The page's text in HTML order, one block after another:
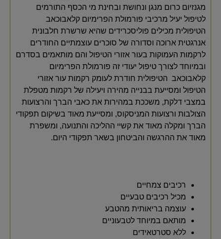
מגנזיום כרום מנגן ונחושת ובחינת מי הכסף התורמים
לטיפול יעיל מרכיבי פורמולת הפרימיום קלאבוכאב
הטיפולית מכילים פוליסכרידים שהיא שרשרת חלבונית
אנרגטית ארוכה וסדורה של סוכרים עוצמתיים החודרים
לרקמות העמוקות בעור אזורי הטיפול והם מותאמים בסדרם
ובמיוחד לצורך טיפול יעודי זה פורמולת הפרימיום
קלאבוכאב הטיפולית חודרת לעומק רקמות עור אזורי
הטיפול ומסייעת בבנייה מהירה ויעילה של רקמות מטפלת
במצבי דלקת, משככת במהירות את כאבי הברך והרצועות
הצולבות ורצועות המניסקוס, ומסייעת מאוד בשיקום תפקודי
הברך ומקלה מאוד את קשיי ההליכה והתנועה, ומשפרת
מאוד את ההרגשה והביטחון בשאר תפקודי היום.
רכיבים צמחיים
מכיל רכיבים טבעיים
עוצמה בריאותית מהטבע
מותאם במיוחד לטבעוניים
ללא סטרטאידים